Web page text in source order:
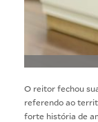
O reitor fechou
referendo ao
forte história de